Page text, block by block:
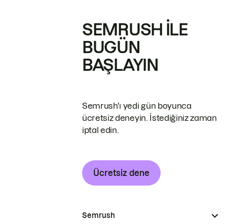
SEMRUSH ILE
BUGÜN
BAŞLAYIN
Semrush'ı yedi gün boyunca
ücretsiz deneyin. İstediğiniz zaman
iptal edin.
Ücretsiz dene
Semrush